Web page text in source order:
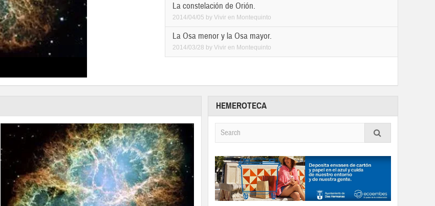
La constelación de Orión.
2014/04/05 by Vivir en Montequinto
La Osa menor y la Osa mayor.
2014/03/28 by Vivir en Montequinto
HEMEROTECA